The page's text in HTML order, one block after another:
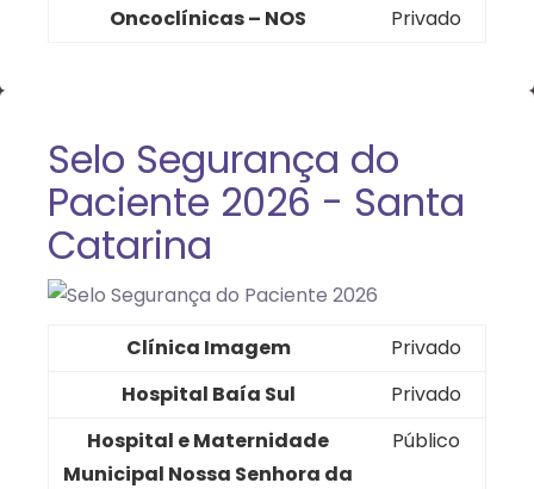
Oncoclínicas – NOS
Privado
Selo Segurança do
Paciente 2026 - Santa
Catarina
Clínica Imagem
Privado
Hospital Baía Sul
Privado
Hospital e Maternidade
Municipal Nossa Senhora da
Público